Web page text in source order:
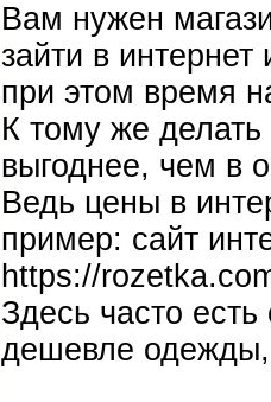
Вам нужен
зайти в
при этом время
К тому же делать
выгоднее, чем в
Ведь цены в
пример: сайт
httрs://
Здесь часто
дешевле одежды,